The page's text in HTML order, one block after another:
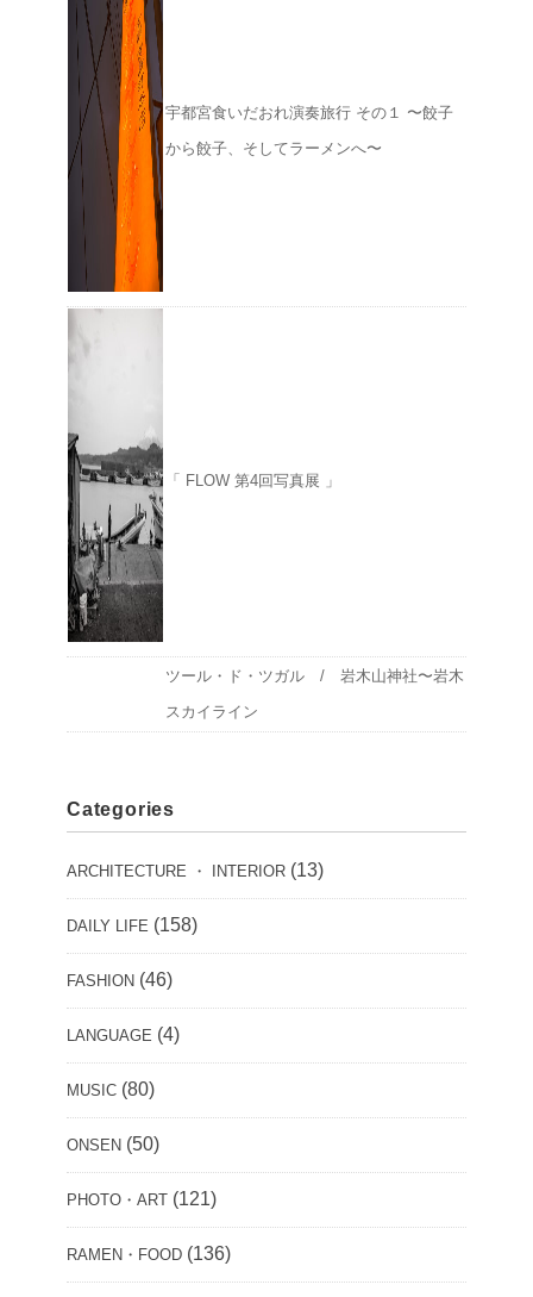
宇都宮食いだおれ演奏旅行 その１ 〜餃子
から餃子、そしてラーメンへ〜
「 FLOW 第4回写真展 」
ツール・ド・ツガル / 岩木山神社〜岩木
スカイライン
Categories
ARCHITECTURE ・ INTERIOR (13)
DAILY LIFE (158)
FASHION (46)
LANGUAGE (4)
MUSIC (80)
ONSEN (50)
PHOTO・ART (121)
RAMEN・FOOD (136)